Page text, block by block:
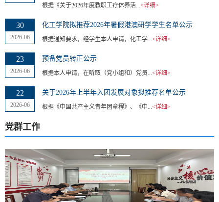
根据《关于2026年度教职工疗休养活...<详细>
30
2026-06
化工学院拟推荐2026年暑假港澳研学学生名单公示
根据通知要求，经学生本人申请，化工学...<详细>
23
2026-06
预备党员转正公示
根据本人申请，在听取（党小组和）党员...<详细>
22
2026-06
关于2026年上半年入团发展对象拟推荐名单公示
根据《中国共产主义青年团章程》、《中...<详细>
党群工作